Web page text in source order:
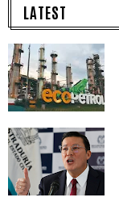
LATEST